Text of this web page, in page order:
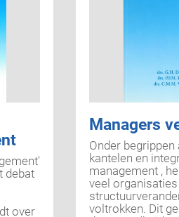
debat
over
Managers
Onder
kantelen en
management ,
veel organisaties
voltrokken. Dit